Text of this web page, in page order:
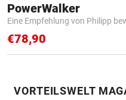
PowerWalker
Eine Empfehlung von Philipp
€78,90
VORTEILSWELT